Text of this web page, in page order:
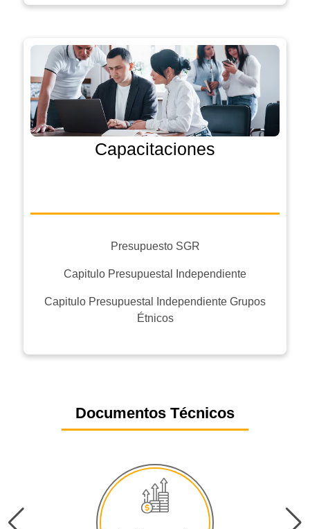
Capacitaciones
Presupuesto SGR
Capitulo Presupuestal Independiente
Capitulo Presupuestal Independiente Grupos
Étnicos
Documentos Técnicos